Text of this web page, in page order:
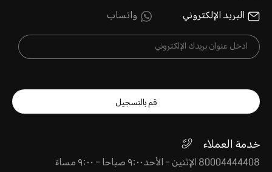
البريد الإلكتروني واتساب
قم بالتسجيل
خدمة العملاء
80004444408 الإثنين - الأحد٩:٠٠ صباحا - ٩:٠٠ مساءً